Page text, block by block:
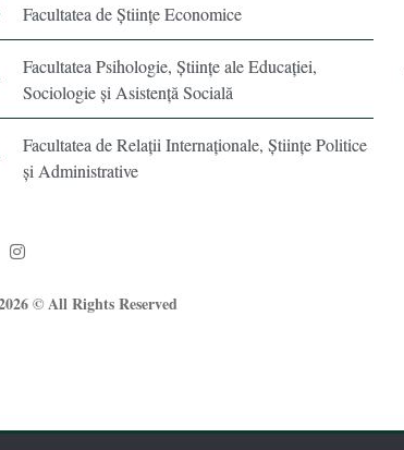
Facultatea de Științe Economice
Facultatea Psihologie, Ştiinţe ale Educaţiei,
Sociologie și Asistență Socială
Facultatea de Relaţii Internaţionale, Ştiinţe Politice
şi Administrative
© All Rights Reserved